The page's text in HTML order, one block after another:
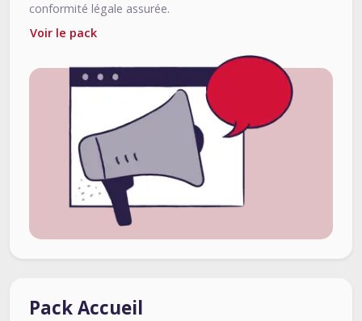
conformité légale assurée.
Voir le pack
Pack Accueil